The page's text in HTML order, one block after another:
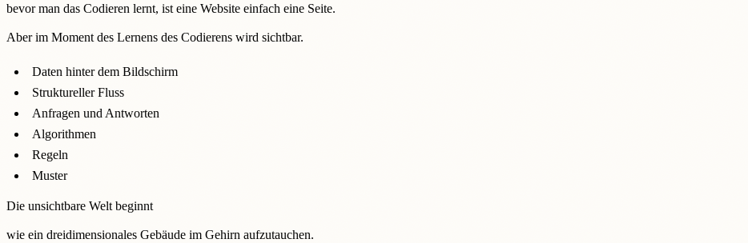
bevor man das Codieren lernt, ist eine Website einfach eine Seite.
Aber im Moment des Lernens des Codierens wird sichtbar.
Daten hinter dem Bildschirm
Struktureller Fluss
Anfragen und Antworten
Algorithmen
Regeln
Muster
Die unsichtbare Welt beginnt
wie ein dreidimensionales Gebäude im Gehirn aufzutauchen.